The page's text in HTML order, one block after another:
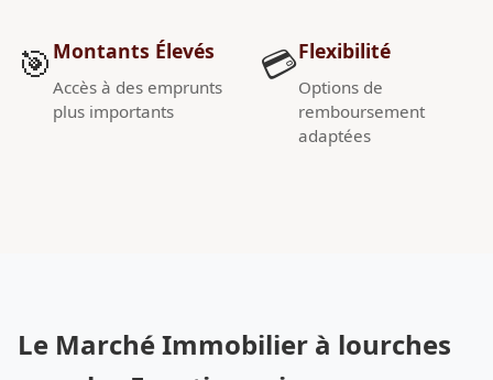
🎯 Montants Élevés
Accès à des emprunts
plus importants
💳Flexibilité
Options de
remboursement
adaptées
Le Marché Immobilier à lourches